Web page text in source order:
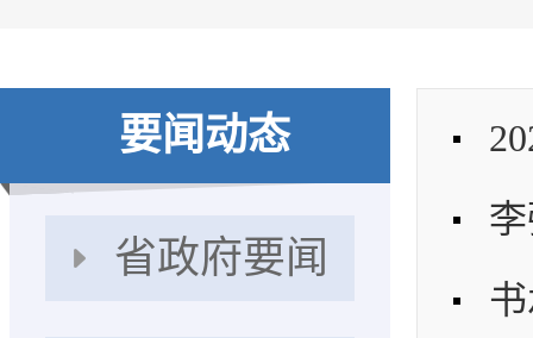
要闻动态
省政府要闻